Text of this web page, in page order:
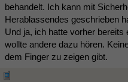
behandelt. Ich kann mit
Herablassendes geschrieben
Und ja, ich hatte vorher
wollte andere dazu hören.
dem Finger zu zeigen gibt.